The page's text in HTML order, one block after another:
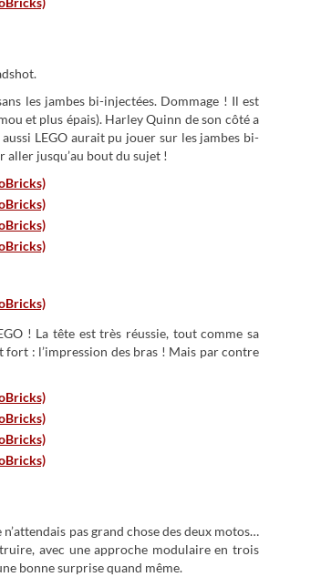
les jambes bi-injectées. Dommage ! Il est
et plus épais). Harley Quinn de son côté a
LEGO aurait pu jouer sur les jambes bi-
aller jusqu’au bout du sujet !
! La tête est très réussie, tout comme sa
fort : l’impression des bras ! Mais par contre
pas grand chose des deux motos…
avec une approche modulaire en trois
bonne surprise quand même.